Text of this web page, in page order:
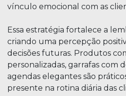
vínculo emocional com as
Essa estratégia fortalece a
criando uma percepção
decisões futuras. Produtos
personalizadas, garrafas com
agendas elegantes são
presente na rotina diária das